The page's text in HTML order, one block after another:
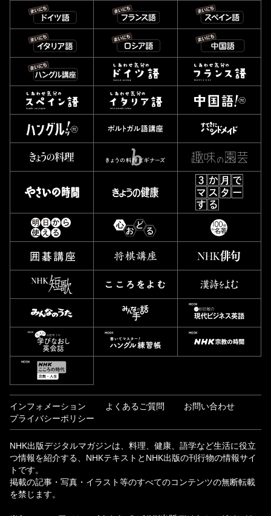
インフォメーション よくあるご質問
お問い合わせ
プライバシーポリシー
NHK出版デジタルマガジンは、料理、健康、語学など生活に役立
つ情報を紹介する、NHKテキストとNHK出版の刊行物の情報サイ
トです。
掲載の記事・写真・イラスト等のすべてのコンテンツの無断転載
を禁じます。